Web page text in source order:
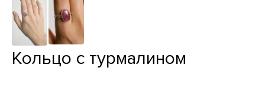
Кольцо с турмалином